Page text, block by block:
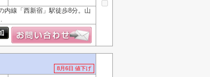
内線「西新宿」駅徒歩8分。山
8月6日 値下げ